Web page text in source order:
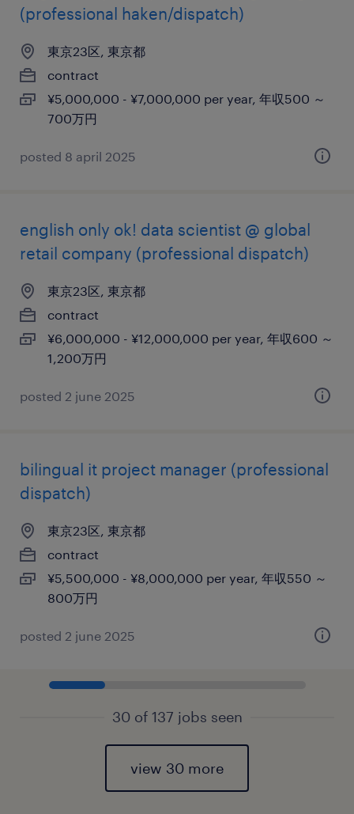
(professional haken/dispatch)
東京23区, 東京都
contract
¥5,000,000 - ¥7,000,000 per year, 年収500 ～
700万円
posted 8 april 2025
english only ok! data scientist @ global
retail company (professional dispatch)
東京23区, 東京都
contract
¥6,000,000 - ¥12,000,000 per year, 年収600 ～
1,200万円
posted 2 june 2025
bilingual it project manager (professional
dispatch)
東京23区, 東京都
contract
¥5,500,000 - ¥8,000,000 per year, 年収550 ～
800万円
posted 2 june 2025
30 of 137 jobs seen
view 30 more